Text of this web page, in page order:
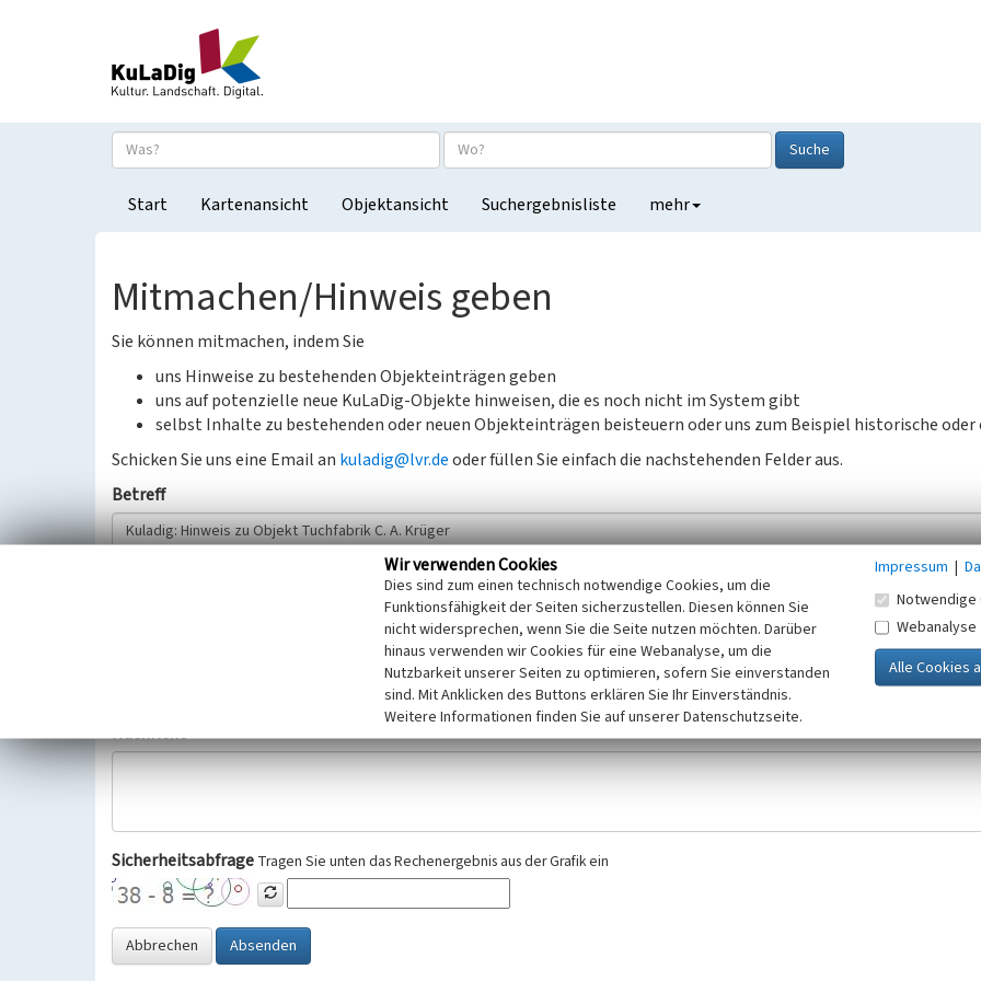
Suche
Start Kartenansicht Objektansicht Suchergebnisliste mehr
Mitmachen/Hinweis geben
Sie können mitmachen, indem Sie
uns Hinweise zu bestehenden Objekteinträgen geben
uns auf potenzielle neue KuLaDig-Objekte hinweisen, die es noch nicht im System gibt
selbst Inhalte zu bestehenden oder neuen Objekteinträgen beisteuern oder uns zum Beispiel historische oder
Schicken Sie uns eine Email an kuladig@lvr.deoder füllen Sie einfach die nachstehenden Felder aus.
Betreff
Wir bitten Sie um freiwillige Angabe Ihres Namens und Ihrer E-Mail-Adresse. Ihre Angaben werden ausschließlich im Rahmen der KuLaDig-
Selbstverständlich werden diese entsprechend der Vorschriften des Telemediengesetzes, des Datenschutzgesetzes NRW und der seit
Datenschutzgrundverordnung (EU-DSGVO) vertraulich behandelt, beachten Sie bitte unsere Hinweise zumDatenschutz
Nachricht
Sicherheitsabfrage Tragen Sie unten das Rechenergebnis aus der Grafik ein
Abbrechen Absenden
Wir verwenden Cookies
Dies sind zum einen technisch notwendige Cookies, um die
Funktionsfähigkeit der Seiten sicherzustellen. Diesen können Sie
nicht widersprechen, wenn Sie die Seite nutzen möchten. Darüber
hinaus verwenden wir Cookies für eine Webanalyse, um die
Nutzbarkeit unserer Seiten zu optimieren, sofern Sie einverstanden
sind. Mit Anklicken des Buttons erklären Sie Ihr Einverständnis.
Weitere Informationen finden Sie auf unserer Datenschutzseite.
Impressum |
Notwendige
Webanalyse